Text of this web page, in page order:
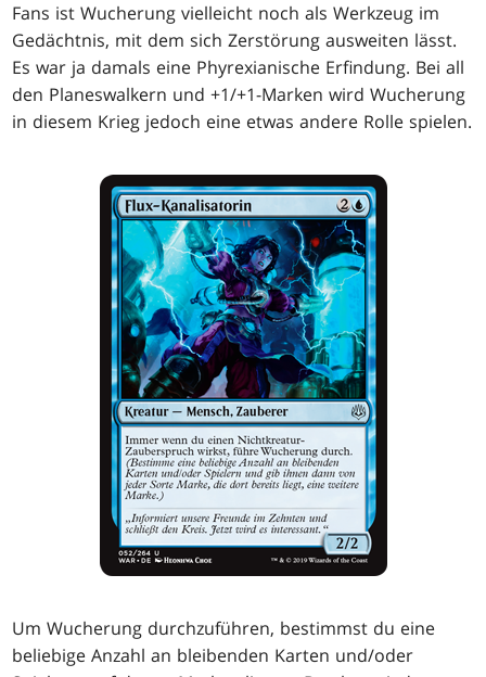
Fans ist Wucherung vielleicht noch als Werkzeug im
Gedächtnis, mit dem sich Zerstörung ausweiten lässt.
Es war ja damals eine Phyrexianische Erfindung. Bei all
den Planeswalkern und +1/+1-Marken wird Wucherung
in diesem Krieg jedoch eine etwas andere Rolle spielen.
Um Wucherung durchzuführen, bestimmst du eine
beliebige Anzahl an bleibenden Karten und/oder